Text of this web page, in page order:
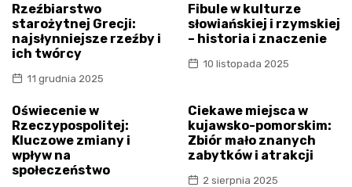
Rzeźbiarstwo
starożytnej Grecji:
najsłynniejsze rzeźby i
ich twórcy
11 grudnia 2025
Fibule w kulturze
słowiańskiej i rzymskiej
– historia i znaczenie
10 listopada 2025
Oświecenie w
Rzeczypospolitej:
Kluczowe zmiany i
wpływ na
społeczeństwo
Ciekawe miejsca w
kujawsko-pomorskim:
Zbiór mało znanych
zabytków i atrakcji
2 sierpnia 2025